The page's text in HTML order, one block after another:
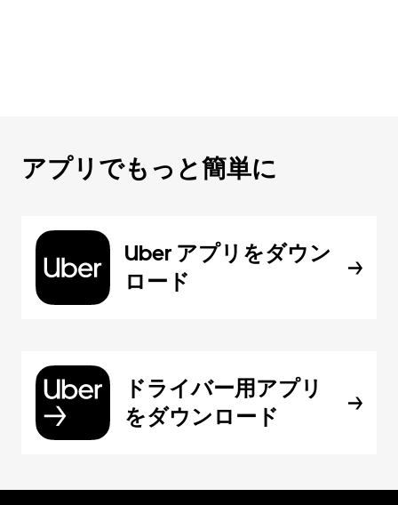
アプリでもっと簡単に
Uber アプリをダウン
ロード
ドライバー用アプリ
をダウンロード